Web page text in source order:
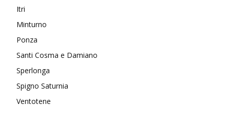
Itri
Minturno
Ponza
Santi Cosma e Damiano
Sperlonga
Spigno Saturnia
Ventotene